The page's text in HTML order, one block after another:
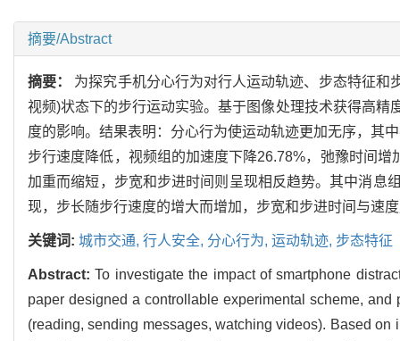
摘要/Abstract
摘要： 为探究手机分心行为对行人运动轨迹、步态特征
视频)状态下的步行运动实验。基于图像处理技术获得高
度的影响。结果表明：分心行为使运动轨迹更加无序，其
步行速度降低，视频组的加速度下降26.78%，弛豫时间
加重而缩短，步宽和步进时间则呈现相反趋势。其中消息
现，步长随步行速度的增大而增加，步宽和步进时间与速
关键词: 城市交通, 行人安全, 分心行为, 运动轨迹, 步态特征
Abstract:To investigate the impact of smartphone
paper designed a controllable experimental scheme,
(reading, sending messages, watching videos). Based